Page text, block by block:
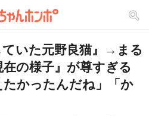
いた元野良猫』→まる
の様子』が尊すぎる
たかったんだね」「か